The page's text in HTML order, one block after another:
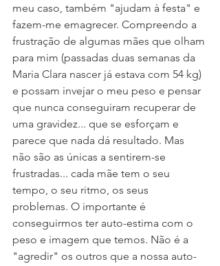
meu caso, também "ajudam à festa" e
fazem-me emagrecer. Compreendo a
frustração de algumas mães que olham
para mim (passadas duas semanas da
Maria Clara nascer já estava com 54 kg)
e possam invejar o meu peso e pensar
que nunca conseguiram recuperar de
uma gravidez... que se esforçam e
parece que nada dá resultado. Mas
não são as únicas a sentirem-se
frustradas... cada mãe tem o seu
tempo, o seu ritmo, os seus
problemas. O importante é
conseguirmos ter auto-estima com o
peso e imagem que temos. Não é a
"agredir" os outros que a nossa auto-